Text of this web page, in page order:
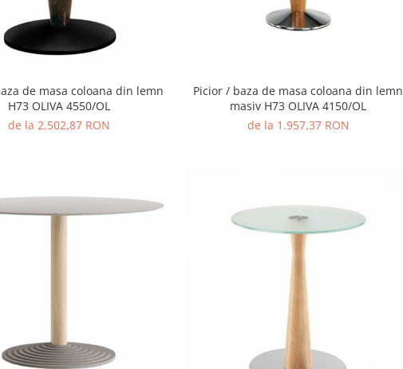
de masa coloana din lemn
H73 OLIVA 4550/OL
de la 2.502,87 RON
Picior / baza de masa coloana din lemn
masiv H73 OLIVA 4150/OL
de la 1.957,37 RON